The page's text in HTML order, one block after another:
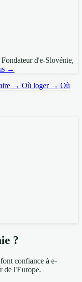
d'e-Slovénie,
→
→ Où loger → Où
?
confiance à e-
de l'Europe.